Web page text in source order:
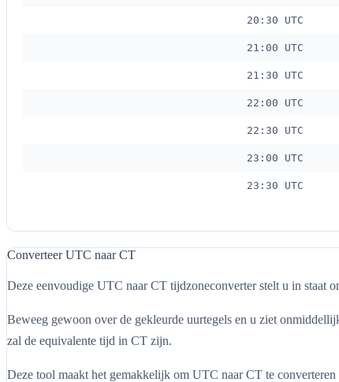
20:30 UTC
21:00 UTC
21:30 UTC
22:00 UTC
22:30 UTC
23:00 UTC
23:30 UTC
Converteer UTC naar CT
Deze eenvoudige UTC naar CT tijdzoneconverter stelt u in staat
Beweeg gewoon over de gekleurde uurtegels en u ziet
zal de equivalente tijd in CT zijn.
Deze tool maakt het gemakkelijk om UTC naar CT te